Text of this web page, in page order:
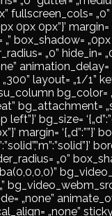
fullscreen_cols=
0px 0px”}’ margin=
„” box_shadow=
„0” hide_in=
animation_delay=
layout= „1/1”
bg_color=
bg_attachment=
left”}’ bg_size=
margin= ‘{„d”:””}’
„0”
„none”
„none”